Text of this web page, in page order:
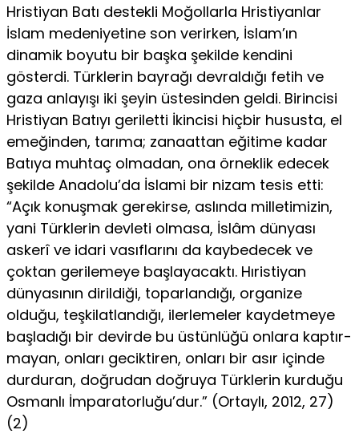
Hristiyan Batı destekli Moğollarla Hristiyanlar
İslam me­deniyetine son verirken, İslam’ın
dinamik boyutu bir başka şe­kilde kendini
gösterdi. Türklerin bayrağı devraldığı fetih ve
gaza anlayışı iki şeyin üstesinden geldi. Birincisi
Hristiyan Ba­tıyı geriletti İkincisi hiçbir hususta, el
emeğinden, tarıma; za­naattan eğitime kadar
Batıya muhtaç olmadan, ona örneklik edecek
şekilde Anadolu’da İslami bir nizam tesis etti:
“Açık ko­nuşmak gerekirse, aslında milletimizin,
yani Türklerin devleti olmasa, İslâm dünyası
askerî ve idari vasıflarını da kaybedecek ve
çoktan gerilemeye başlayacaktı. Hıristiyan
dünyasının diril­diği, toparlandığı, organize
olduğu, teşkilatlandığı, ilerlemeler kaydetmeye
başladığı bir devirde bu üstünlüğü onlara kaptır­
mayan, onları geciktiren, onları bir asır içinde
durduran, doğ­rudan doğruya Türklerin kurduğu
Osmanlı İmparatorluğu’dur.” (Ortaylı, 2012, 27)
(2)